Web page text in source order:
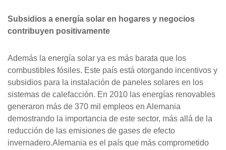
Subsidios a energía solar en hogares y negocios
contribuyen positivamente
Además la energía solar ya es más barata que los
combustibles fósiles. Este país está otorgando incentivos y
subsidios para la instalación de paneles solares en los
sistemas de calefacción. En 2010 las energías renovables
generaron más de 370 mil empleos en Alemania
demostrando la importancia de este sector, más allá de la
reducción de las emisiones de gases de efecto
invernadero.Alemania es el país que más comprometido